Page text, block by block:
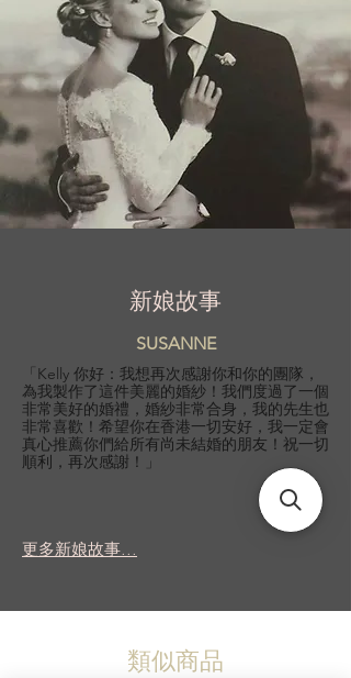
新娘故事
SUSANNE
「Kelly 你好：我想再次感謝你和你的團隊，
為我製作了這件美麗的婚紗！我們度過了一個
非常美好的婚禮，婚紗非常合身，我的先生也
非常喜歡！希望你在香港一切安好，我一定會
真心推薦你們給所有尚未結婚的朋友！祝一切
順利，再次感謝！」
更多新娘故事...
類似商品